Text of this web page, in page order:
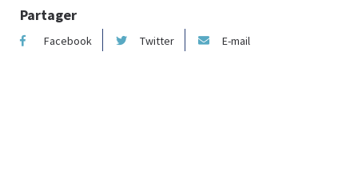
Partager
Facebook Twitter E-mail